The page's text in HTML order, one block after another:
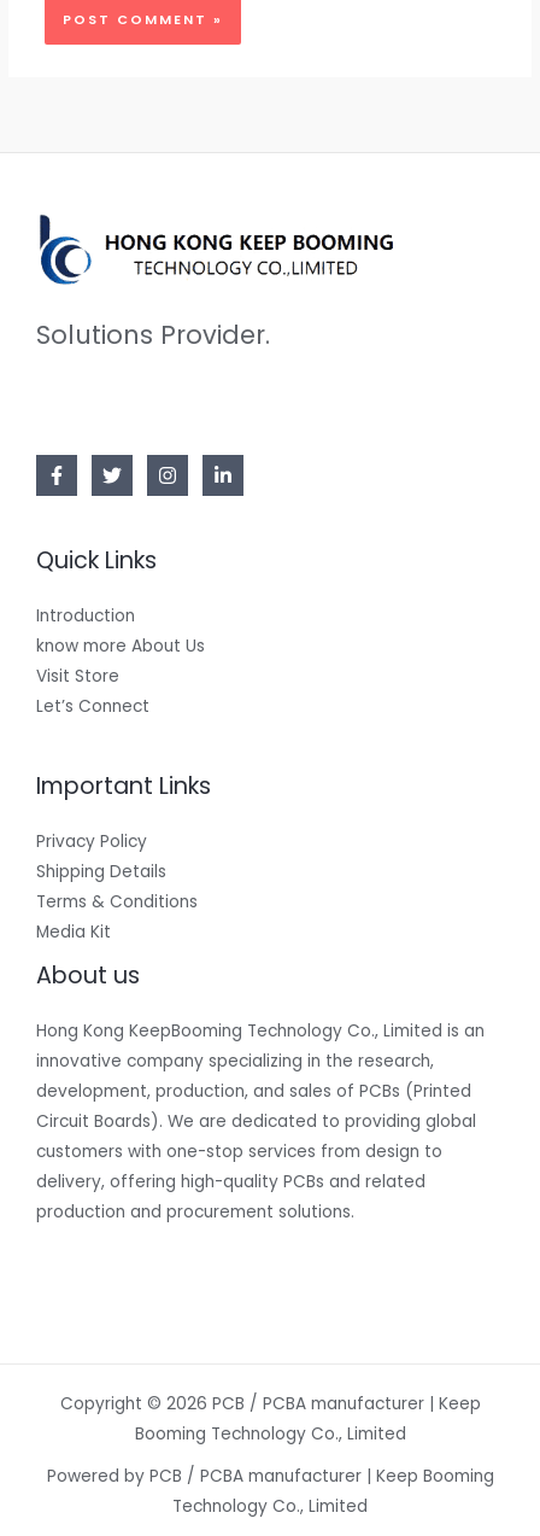
Solutions Provider.
Quick Links
Introduction
know more About Us
Visit Store
Let’s Connect
Important Links
Privacy Policy
Shipping Details
Terms & Conditions
Media Kit
About us
Hong Kong KeepBooming Technology Co., Limited is an
innovative company specializing in the research,
development, production, and sales of PCBs (Printed
Circuit Boards). We are dedicated to providing global
customers with one-stop services from design to
delivery, offering high-quality PCBs and related
production and procurement solutions.
Copyright © 2026 PCB / PCBA manufacturer | Keep
Booming Technology Co., Limited
Powered by PCB / PCBA manufacturer | Keep Booming
Technology Co., Limited